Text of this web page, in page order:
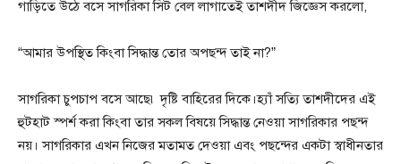
গাড়িতে উঠে বসে সাগরিকা সিট বেল লাগাতেই তাশদীদ জিজ্ঞেস করলো,
“আমার উপস্থিত কিংবা সিদ্ধান্ত তোর অপছন্দ তাই না?”
সাগরিকা চুপচাপ বসে আছে৷ দৃষ্টি বাহিরের দিকে।হ্যাঁ সত্যি তাশদীদের এই
হুটহাট স্পর্শ করা কিংবা তার সকল বিষয়ে সিদ্ধান্ত নেওয়া সাগরিকার পছন্দ
নয়। সাগরিকার এখন নিজের মতামত দেওয়া এবং পছন্দের একটা স্বাধীনতার